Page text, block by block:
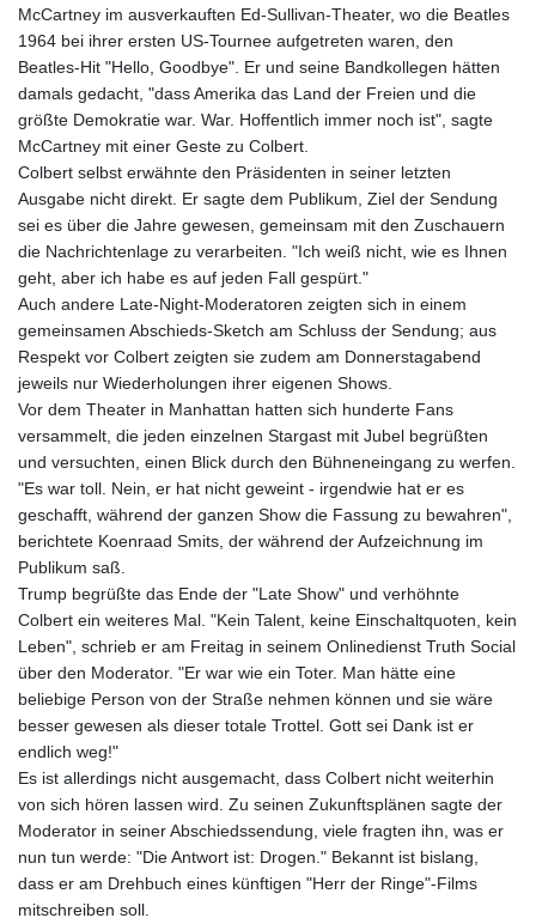
McCartney im ausverkauften Ed-Sullivan-Theater, wo die Beatles
1964 bei ihrer ersten US-Tournee aufgetreten waren, den
Beatles-Hit "Hello, Goodbye". Er und seine Bandkollegen hätten
damals gedacht, "dass Amerika das Land der Freien und die
größte Demokratie war. War. Hoffentlich immer noch ist", sagte
McCartney mit einer Geste zu Colbert.
Colbert selbst erwähnte den Präsidenten in seiner letzten
Ausgabe nicht direkt. Er sagte dem Publikum, Ziel der Sendung
sei es über die Jahre gewesen, gemeinsam mit den Zuschauern
die Nachrichtenlage zu verarbeiten. "Ich weiß nicht, wie es Ihnen
geht, aber ich habe es auf jeden Fall gespürt."
Auch andere Late-Night-Moderatoren zeigten sich in einem
gemeinsamen Abschieds-Sketch am Schluss der Sendung; aus
Respekt vor Colbert zeigten sie zudem am Donnerstagabend
jeweils nur Wiederholungen ihrer eigenen Shows.
Vor dem Theater in Manhattan hatten sich hunderte Fans
versammelt, die jeden einzelnen Stargast mit Jubel begrüßten
und versuchten, einen Blick durch den Bühneneingang zu werfen.
"Es war toll. Nein, er hat nicht geweint - irgendwie hat er es
geschafft, während der ganzen Show die Fassung zu bewahren",
berichtete Koenraad Smits, der während der Aufzeichnung im
Publikum saß.
Trump begrüßte das Ende der "Late Show" und verhöhnte
Colbert ein weiteres Mal. "Kein Talent, keine Einschaltquoten, kein
Leben", schrieb er am Freitag in seinem Onlinedienst Truth Social
über den Moderator. "Er war wie ein Toter. Man hätte eine
beliebige Person von der Straße nehmen können und sie wäre
besser gewesen als dieser totale Trottel. Gott sei Dank ist er
endlich weg!"
Es ist allerdings nicht ausgemacht, dass Colbert nicht weiterhin
von sich hören lassen wird. Zu seinen Zukunftsplänen sagte der
Moderator in seiner Abschiedssendung, viele fragten ihn, was er
nun tun werde: "Die Antwort ist: Drogen." Bekannt ist bislang,
dass er am Drehbuch eines künftigen "Herr der Ringe"-Films
mitschreiben soll.